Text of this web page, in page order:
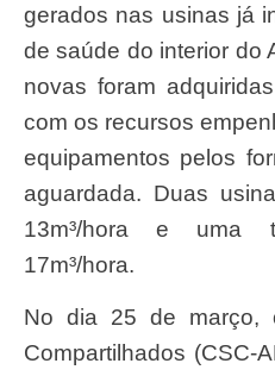
gerados nas usinas já
de saúde do interior do
novas foram
com os recursos
equipamentos pelos
aguardada. Duas
13m³/hora e uma
17m³/hora.
No dia 25 de março, o Centro de Serviços
Compartilhados (CSC-